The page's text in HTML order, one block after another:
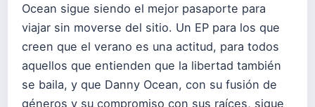
Ocean sigue siendo el mejor pasaporte para
viajar sin moverse del sitio. Un EP para los que
creen que el verano es una actitud, para todos
aquellos que entienden que la libertad también
se baila, y que Danny Ocean, con su fusión de
géneros y su compromiso con sus raíces, sigue